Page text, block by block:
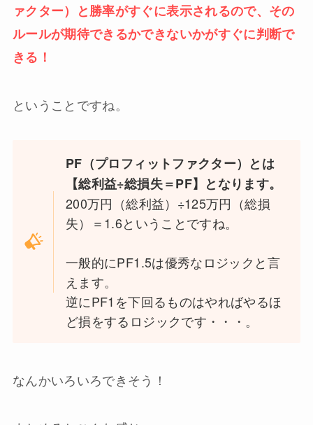
ァクター）と勝率がすぐに表示されるので、その
ルールが期待できるかできないかがすぐに判断で
きる！
ということですね。
PF（プロフィットファクター）とは
【総利益÷総損失＝PF】となります。
200万円（総利益）÷125万円（総損
失）＝1.6ということですね。
一般的にPF1.5は優秀なロジックと言
えます。
逆にPF1を下回るものはやればやるほ
ど損をするロジックです・・・。
なんかいろいろできそう！